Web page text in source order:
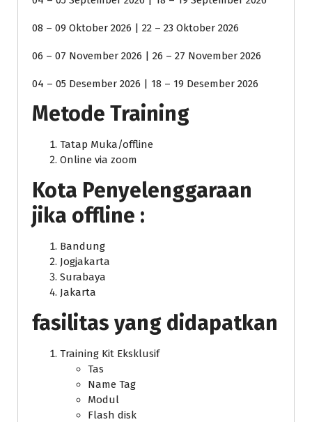
08 – 09 Oktober 2026 | 22 – 23 Oktober 2026
06 – 07 November 2026 | 26 – 27 November 2026
04 – 05 Desember 2026 | 18 – 19 Desember 2026
Metode Training
Tatap Muka/offline
Online via zoom
Kota Penyelenggaraan
jika offline :
Bandung
Jogjakarta
Surabaya
Jakarta
fasilitas yang didapatkan
Training Kit Eksklusif
Tas
Name Tag
Modul
Flash disk